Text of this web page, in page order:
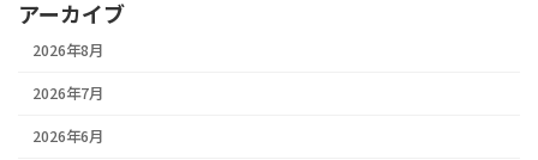
アーカイブ
2026年8月
2026年7月
2026年6月